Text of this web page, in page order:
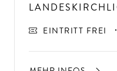
EINTRITT FREI